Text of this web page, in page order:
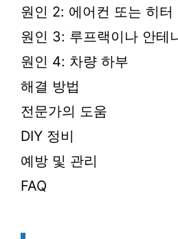
원인 2: 에어컨 또는 히터
원인 3: 루프랙이나 안테
원인 4: 차량 하부
해결 방법
전문가의 도움
DIY 정비
예방 및 관리
FAQ